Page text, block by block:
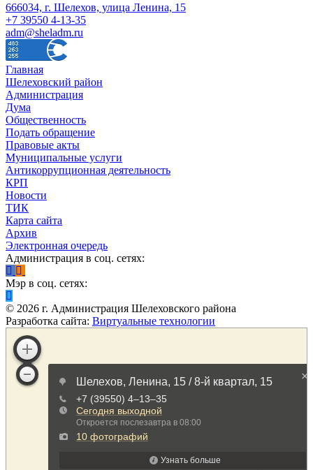
666034, г. Шелехов, улица Ленина, 15
+7 39550 4-13-35
adm@sheladm.ru
Главная
Шелеховский район
Администрация
Дума
Общественность
Подать обращение
Правовые акты
Муниципальные услуги
Антикоррупционная деятельность
КРП
Новости
ТИК
Карта сайта
Архив
Электронная очередь
Администрация в соц. сетях:
Мэр в соц. сетях:
© 2026 г. Администрация Шелеховского района
Разработка сайта: Виртуальные технологии